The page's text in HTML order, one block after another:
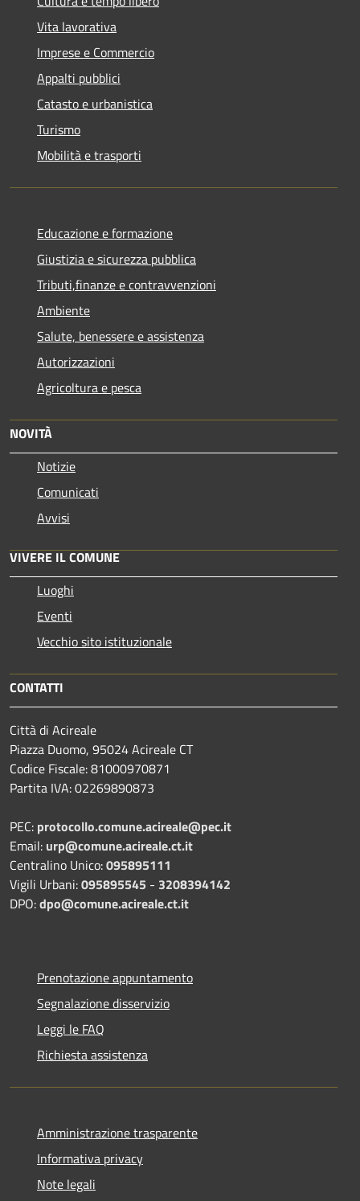
Vita lavorativa
Imprese e Commercio
Appalti pubblici
Catasto e urbanistica
Turismo
Mobilità e trasporti
Educazione e formazione
Giustizia e sicurezza pubblica
Tributi,finanze e contravvenzioni
Ambiente
Salute, benessere e assistenza
Autorizzazioni
Agricoltura e pesca
NOVITÀ
Notizie
Comunicati
Avvisi
VIVERE IL COMUNE
Luoghi
Eventi
Vecchio sito istituzionale
CONTATTI
Città di Acireale
Piazza Duomo, 95024 Acireale CT
Codice Fiscale: 81000970871
Partita IVA: 02269890873
PEC: protocollo.comune.acireale@pec.it
Email: urp@comune.acireale.ct.it
Centralino Unico:095895111
Vigili Urbani:095895545 - 3208394142
DPO:dpo@comune.acireale.ct.it
Prenotazione appuntamento
Segnalazione disservizio
Leggi le FAQ
Richiesta assistenza
Amministrazione trasparente
Informativa privacy
Note legali